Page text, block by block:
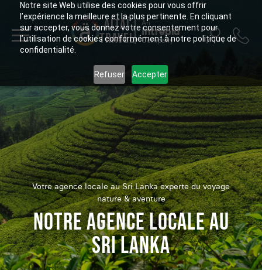
Notre site Web utilise des cookies pour vous offrir
l’expérience la meilleure et la plus pertinente. En cliquant
sur accepter, vous donnez votre consentement pour
l’utilisation de cookies conformément à notre politique de
confidentialité.
Refuser Accepter
ALTAÏ
TRAVEL
An
Intrepid
Company
Votre agence locale au Sri Lanka experte du voyage
nature & aventure
NOTRE AGENCE LOCALE AU
SRI LANKA